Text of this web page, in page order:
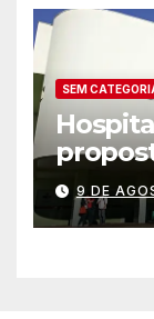
SEM
9 DE